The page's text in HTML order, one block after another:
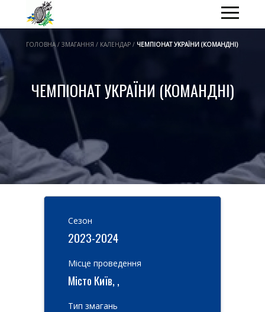
ГОЛОВНА / ЗМАГАННЯ / КАЛЕНДАР / ЧЕМПІОНАТ УКРАЇНИ (КОМАНДНІ)
ЧЕМПІОНАТ УКРАЇНИ (КОМАНДНІ)
Cезон
2023-2024
Місце проведення
Місто Київ, ,
Тип змагань